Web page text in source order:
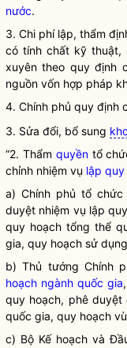
nước.
3. Chi phílập, thẩm
có tính chất kỹ thuật,
xuyên theo quy định
nguồn vốn hợp pháp
4. Chính phủ quy định
3. Sửa đổi, bổ sung
“2. Thẩm quyềntổ
chỉnh nhiệm vụ lập quy
a) Chính phủ tổ chức
duyệt nhiệm vụ lập quy
quy hoạch tổng thể
gia, quy hoạch sử
b) Thủ tướng Chính
hoạch ngành quốc gia
quy hoạch, phê
quốc gia, quy hoạch
c) Bộ Kế hoạch và